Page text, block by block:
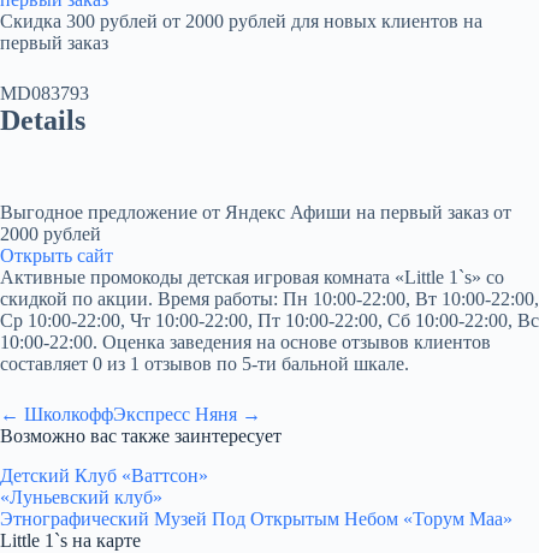
Скидка 300 рублей от 2000 рублей для новых клиентов на
первый заказ
MD083793
Details
Выгодное предложение от Яндекс Афиши на первый заказ от
2000 рублей
Открыть сайт
Активные промокоды детская игровая комната «Little 1`s» со
скидкой по акции. Время работы: Пн 10:00-22:00, Вт 10:00-22:00,
Ср 10:00-22:00, Чт 10:00-22:00, Пт 10:00-22:00, Сб 10:00-22:00, Вс
10:00-22:00. Оценка заведения на основе отзывов клиентов
составляет 0 из 1 отзывов по 5-ти бальной шкале.
← ШколкоффЭкспресс Няня →
Возможно вас также заинтересует
Детский Клуб «Ваттсон»
«Луньевский клуб»
Этнографический Музей Под Открытым Небом «Торум Маа»
Little 1`s на карте